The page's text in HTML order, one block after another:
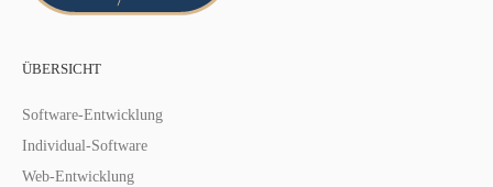
ÜBERSICHT
Software-Entwicklung
Individual-Software
Web-Entwicklung